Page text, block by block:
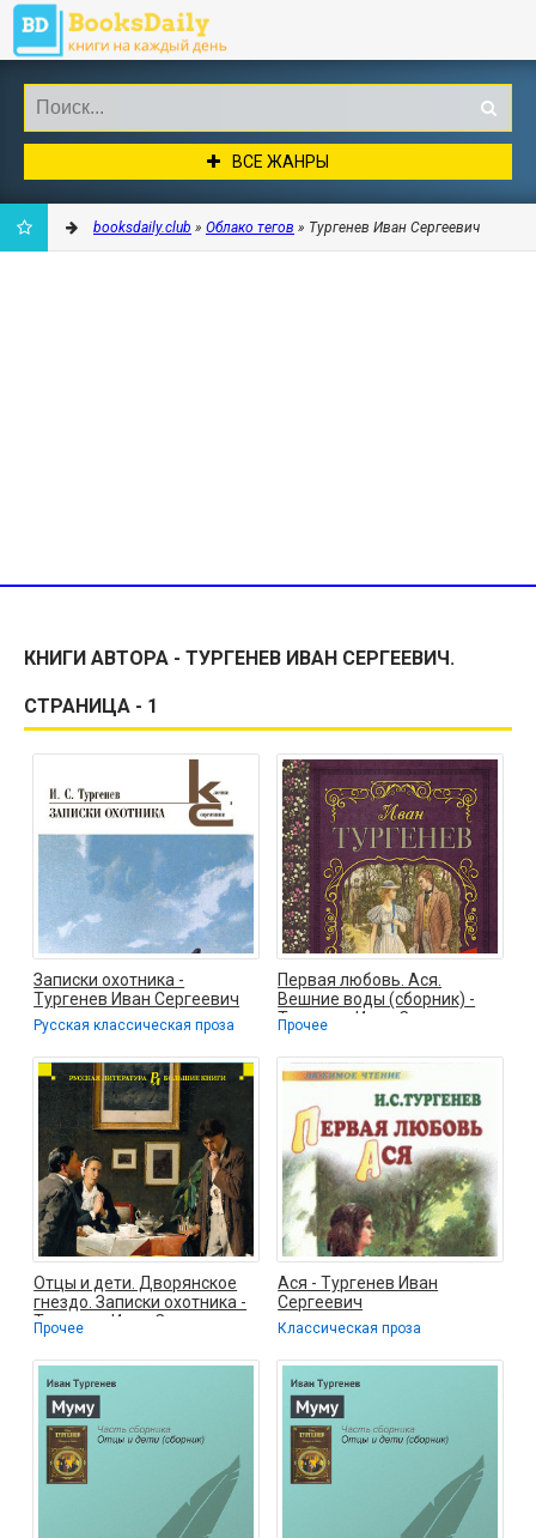
ВСЕ ЖАНРЫ
booksdaily.club » Облако тегов » Тургенев Иван Сергеевич
КНИГИ АВТОРА - ТУРГЕНЕВ ИВАН СЕРГЕЕВИЧ.
СТРАНИЦА - 1
Записки охотника -
Тургенев Иван Сергеевич
Русская классическая проза
Первая любовь. Ася.
Вешние воды (сборник) -
Тургенев Иван Сергеевич
Прочее
Отцы и дети. Дворянское
гнездо. Записки охотника -
Тургенев Иван Сергеевич
Прочее
Ася - Тургенев Иван
Сергеевич
Классическая проза